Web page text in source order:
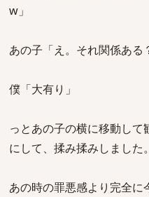
w」
あの子「え。それ関係ある
僕「大有り」
っとあの子の横に移動し
にして、揉み揉みしました。
あの時の罪悪感より完全に